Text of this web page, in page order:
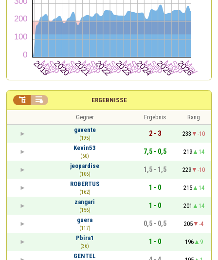
ERGEBNISSE
 
Gegner Ergebnis
Rang
gavente
(195)
2 - 3 233
-10
Kevin53
(60)
7,5 - 0,5 219
14
jeopardise
(106)
1,5 - 1,5 229
-10
ROBERTUS
(162)
1 - 0 215
14
zangari
(156)
1 - 0 201
14
guera
(117)
0,5 - 0,5 205
-4
Pbira1
(36)
1 - 0 196
9
GENTEL